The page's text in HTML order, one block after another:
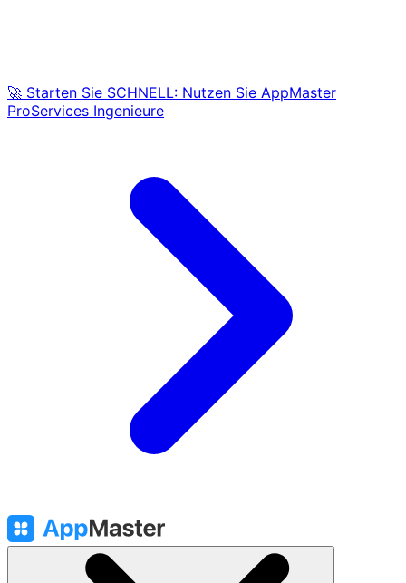
🚀 Starten Sie SCHNELL: Nutzen Sie AppMaster
ProServices Ingenieure